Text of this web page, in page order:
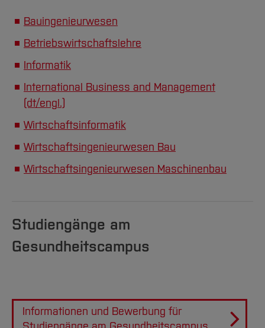
Bauingenieurwesen
Betriebswirtschaftslehre
Informatik
International Business and Management
(dt/engl.)
Wirtschaftsinformatik
Wirtschaftsingenieurwesen Bau
Wirtschaftsingenieurwesen Maschinenbau
Studiengänge am
Gesundheitscampus
Informationen und Bewerbung für